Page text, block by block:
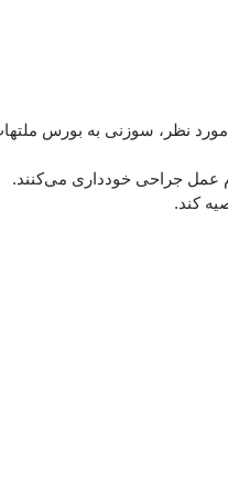
نظر، سوزنی به بورس
عمل جراحی خودداری می‌کنند.